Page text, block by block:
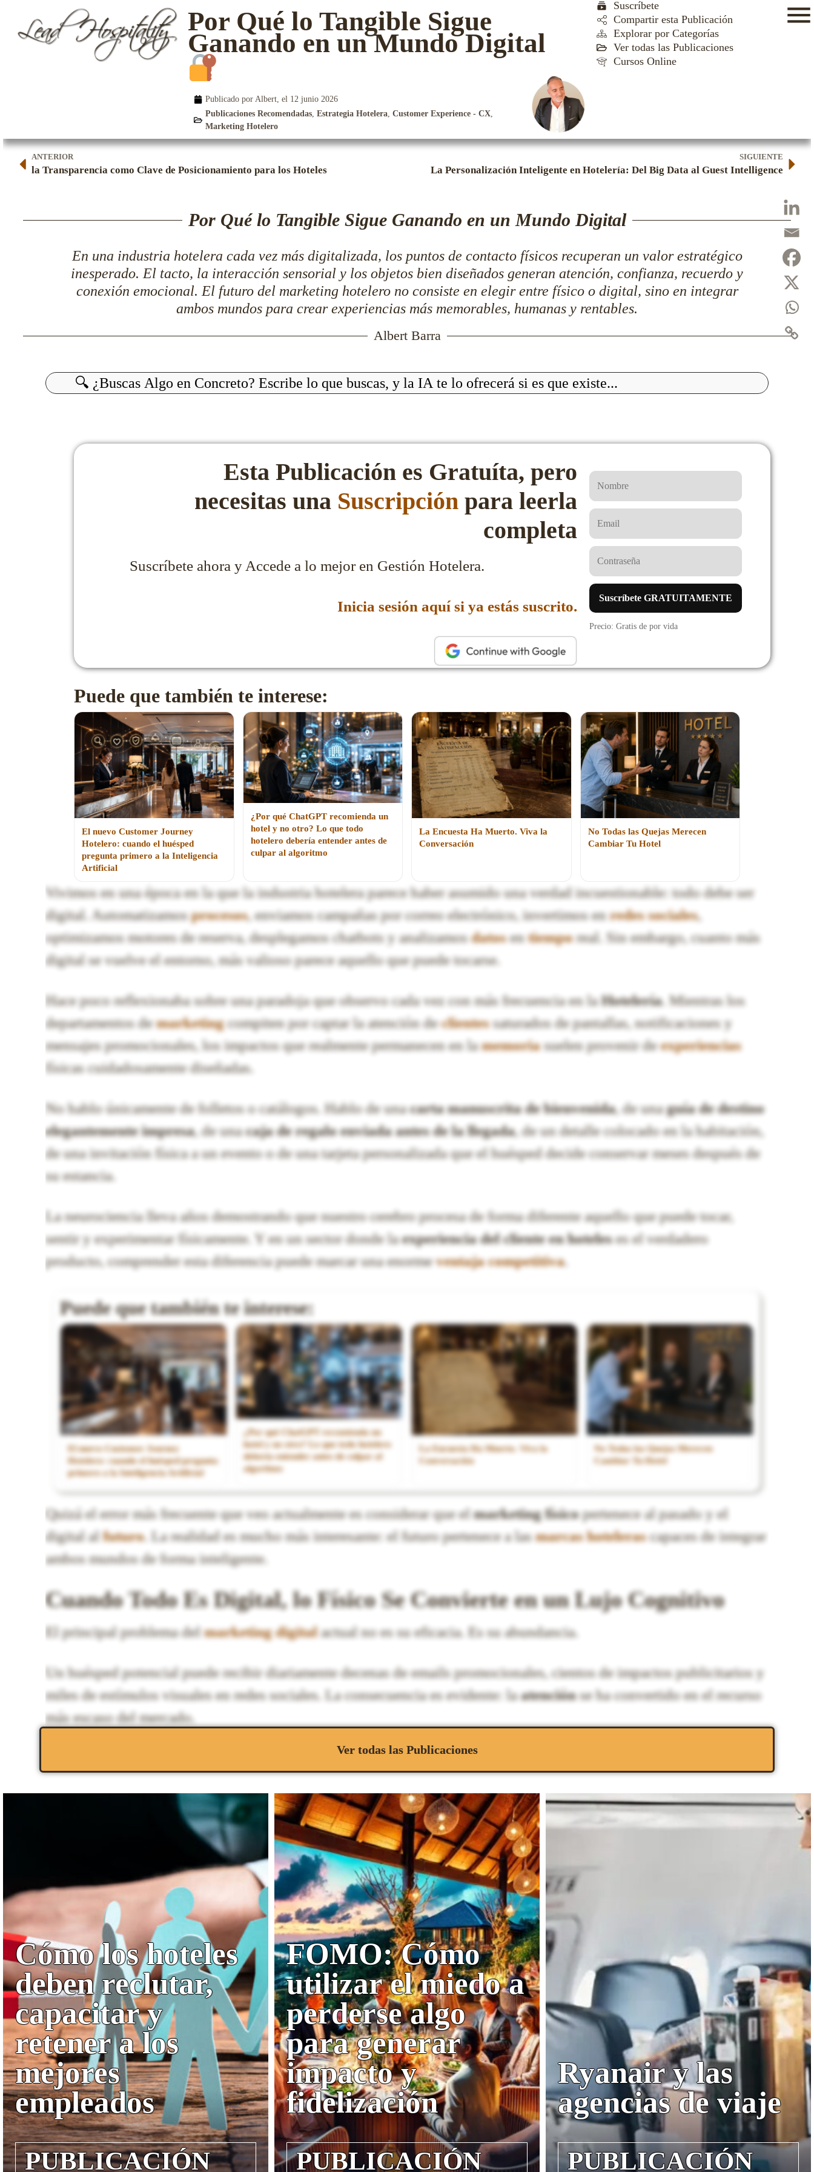
Por Qué lo Tangible Sigue
Ganando en un Mundo Digital
Publicado por Albert, el 12 junio 2026
Publicaciones Recomendadas,Estrategia Hotelera,Customer Experience - CX,
Marketing Hotelero
Suscríbete
Compartir esta Publicación
Explorar por Categorías
Ver todas las Publicaciones
Cursos Online
ANTERIOR
la Transparencia como Clave de Posicionamiento para los Hoteles
SIGUIENTE
La Personalización Inteligente en Hotelería: Del Big Data al Guest Intelligence
Por Qué lo Tangible Sigue Ganando en un Mundo Digital
En una industria hotelera cada vez más digitalizada, los puntos de contacto físicos recuperan un valor estratégico
inesperado. El tacto, la interacción sensorial y los objetos bien diseñados generan atención, confianza, recuerdo y
conexión emocional. El futuro del marketing hotelero no consiste en elegir entre físico o digital, sino en integrar
ambos mundos para crear experiencias más memorables, humanas y rentables.
Albert Barra
Buscar:
Esta Publicación es Gratuíta, pero
necesitas una Suscripción para leerla
completa
Suscríbete ahora y Accede a lo mejor en Gestión Hotelera.
Inicia sesión aquí si ya estás suscrito.
Suscríbete GRATUITAMENTE
Precio: Gratis de por vida
Puede que también te interese:
El nuevo Customer Journey
Hotelero: cuando el huésped
pregunta primero a la Inteligencia
Artificial
¿Por qué ChatGPT recomienda un
hotel y no otro? Lo que todo
hotelero debería entender antes de
culpar al algoritmo
La Encuesta Ha Muerto. Viva la
Conversación
No Todas las Quejas Merecen
Cambiar Tu Hotel
Vivimos en una época en la que la industria hotelera parece haber asumido una verdad incuestionable: todo debe ser
digital. Automatizamosprocesos, enviamos campañas por correo electrónico, invertimos enredes sociales,
optimizamos motores de reserva, desplegamos chatbots y analizamosdatosentiemporeal. Sin embargo, cuanto más
digital se vuelve el entorno, más valioso parece aquello que puede tocarse.
Hace poco reflexionaba sobre una paradoja que observo cada vez con más frecuencia en laHotelería. Mientras los
departamentos demarketingcompiten por captar la atención declientessaturados de pantallas, notificaciones y
mensajes promocionales, los impactos que realmente permanecen en lamemoriasuelen provenir deexperiencias
físicas cuidadosamente diseñadas.
No hablo únicamente de folletos o catálogos. Hablo de unacarta manuscrita de bienvenida, de unaguía de destino
elegantemente impresa, de unacaja de regalo enviada antes de la llegada, de un detalle colocado en la habitación,
de una invitación física a un evento o de una tarjeta personalizada que el huésped decide conservar meses después de
su estancia.
La neurociencia lleva años demostrando que nuestro cerebro procesa de forma diferente aquello que puede tocar,
sentir y experimentar físicamente. Y en un sector donde laexperiencia del cliente en hoteleses el verdadero
producto, comprender esta diferencia puede marcar una enormeventaja competitiva.
Puede que también te interese:
El nuevo Customer Journey
Hotelero: cuando el huésped pregunta
primero a la Inteligencia Artificial
¿Por qué ChatGPT recomienda un
hotel y no otro? Lo que todo hotelero
debería entender antes de culpar al
algoritmo
La Encuesta Ha Muerto. Viva la
Conversación
No Todas las Quejas Merecen
Cambiar Tu Hotel
Quizá el error más frecuente que veo actualmente es considerar que elmarketing físicopertenece al pasado y el
digital alfuturo. La realidad es mucho más interesante: el futuro pertenece a lasmarcas hotelerascapaces de integrar
ambos mundos de forma inteligente.
Cuando Todo Es Digital, lo Físico Se Convierte en un Lujo Cognitivo
El principal problema delmarketing digitalactual no es su eficacia. Es su abundancia.
Un huésped potencial puede recibir diariamente decenas de emails promocionales, cientos de impactos publicitarios y
miles de estímulos visuales en redes sociales. La consecuencia es evidente: laatenciónse ha convertido en el recurso
más escaso del mercado.
Ver todas las Publicaciones
Cómo los hoteles
deben reclutar,
capacitar y
retener a los
mejores
empleados
PUBLICACIÓN
FOMO: Cómo
utilizar el miedo a
perderse algo
para generar
impacto y
fidelización
PUBLICACIÓN
Ryanair y las
agencias de viaje
PUBLICACIÓN